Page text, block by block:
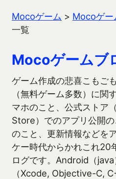
Mocoゲーム > Mocoゲー
一覧
Mocoゲームブ
ゲーム作成の悲喜こもご
（無料ゲーム多数）に関
マホのこと、公式ストア
Store）でのアプリ公開
のこと、更新情報などを
ケー時代からかれこれ20
ログです。Android（
（Xcode, Objective-C,